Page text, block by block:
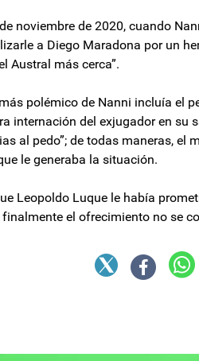
noviembre de 2020, cuando
a Diego Maradona por un
Austral más cerca”.
polémico de Nanni incluía el
internación del exjugador en su
al pedo”; de todas maneras, el
le generaba la situación.
Leopoldo Luque le había
el ofrecimiento no se